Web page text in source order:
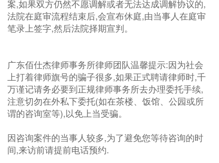
案,如果双方仍然不愿调解或者无法达成调解协议的,
法院在庭审流程结束后,会宣布休庭,由当事人在庭审
笔录上签字,然后法院择期宣判。
广东佰仕杰律师事务所律师团队温馨提示:因为社会
上打着律师旗号的骗子很多,如果正式聘请律师时,千
万谨记请务必要到正规律师事务所去办理委托手续,
注意切勿在外私下委托(如在茶楼、饭馆、公园或所
谓的咨询室等),以免上当受骗。
因咨询案件的当事人较多,为了避免您等待咨询的时
间,来访前请提前电话预约.